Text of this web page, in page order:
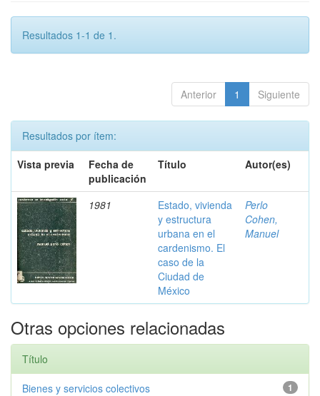
Resultados 1-1 de 1.
Anterior 1 Siguiente
Resultados por ítem:
Vista previa
Fecha de
publicación
Título Autor(es)
1981
Estado, vivienda
y estructura
urbana en el
cardenismo. El
caso de la
Ciudad de
México
Perlo
Cohen,
Manuel
Otras opciones relacionadas
Título
1
Bienes y servicios colectivos